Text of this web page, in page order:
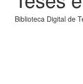
Biblioteca Digital de